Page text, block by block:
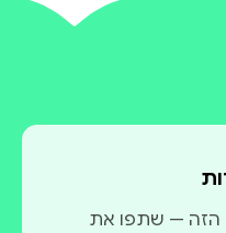
הזה — שתפו את